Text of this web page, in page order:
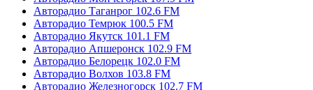
Авторадио Таганрог 102.6 FM
Авторадио Темрюк 100.5 FM
Авторадио Якутск 101.1 FM
Авторадио Апшеронск 102.9 FM
Авторадио Белорецк 102.0 FM
Авторадио Волхов 103.8 FM
Авторадио Железногорск 102.7 FM